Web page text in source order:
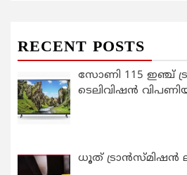
RECENT POSTS
സോണി 115 ഇഞ്ച്
ടെലിവിഷൻ
ധൂത് ട്രാൻസ്മിഷൻ